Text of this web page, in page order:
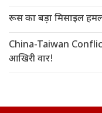
रूस का बड़ा मिसाइल
China-Taiwan
आखिरी वार!